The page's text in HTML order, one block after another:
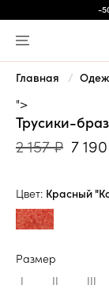
-
Главная
">
Трусики-
2 157 ₽ 7
Цвет: Красный
Размер
I
II III